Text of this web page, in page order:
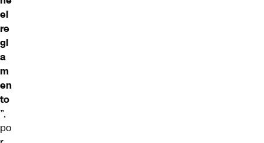
el
re
gl
a
m
en
to
”,
po